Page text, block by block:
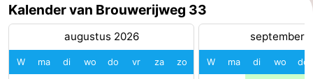
Haamstede
Natuur
Kop
Walcheren
Kalender van Brouwerijweg 33
augustus 2026
W ma di wo do vr za zo
september
W ma di wo do